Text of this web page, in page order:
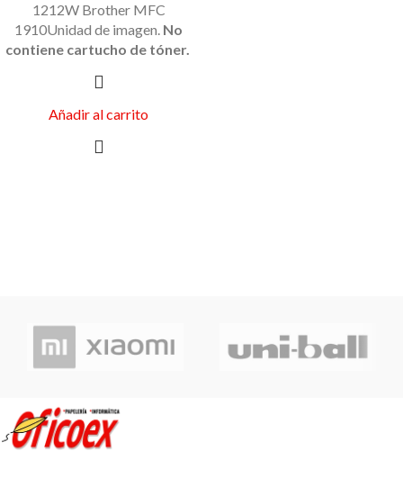
1212W Brother MFC
1910Unidad de imagen. No
contiene cartucho de tóner.
Añadir al carrito